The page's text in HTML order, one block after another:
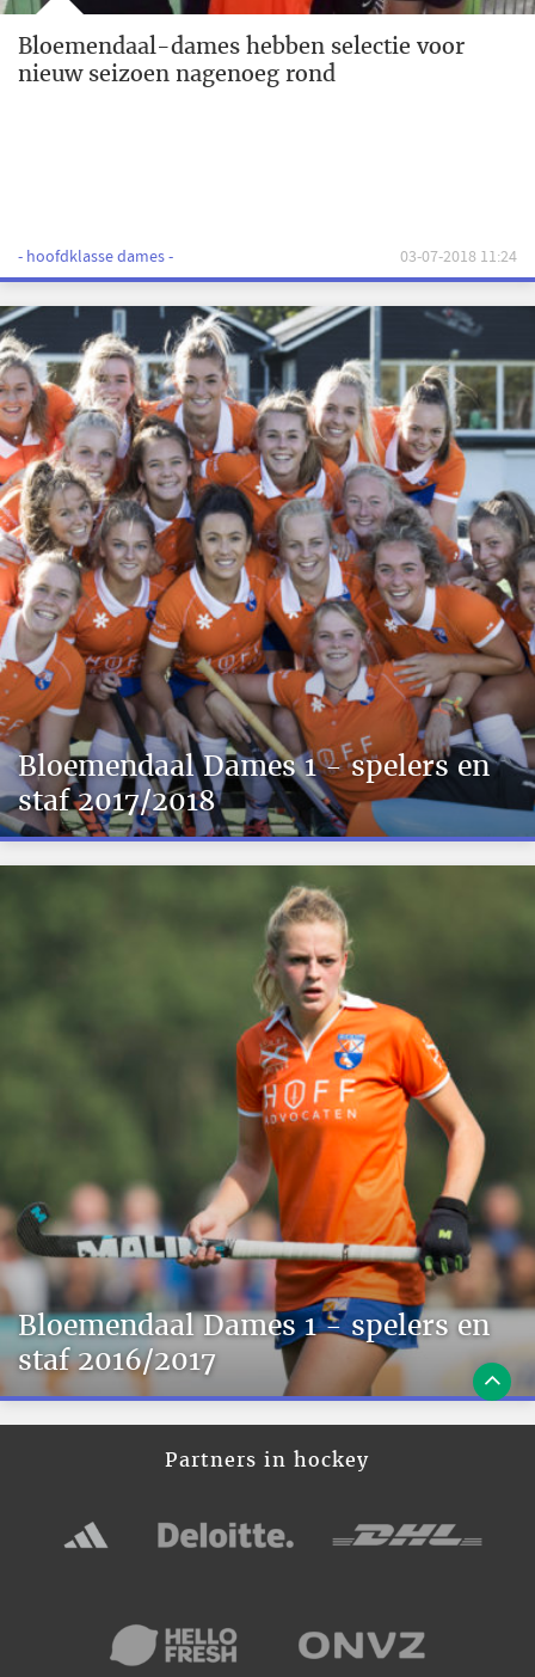
Bloemendaal-dames hebben selectie voor
nieuw seizoen nagenoeg rond
- hoofdklasse dames - 03-07-2018 11:24
Bloemendaal Dames 1 - spelers en
staf 2017/2018
Bloemendaal Dames 1 - spelers en
staf 2016/2017
Partners in hockey